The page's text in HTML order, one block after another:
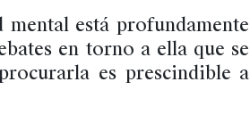
está profundamente
en torno a ella que se
es prescindible a